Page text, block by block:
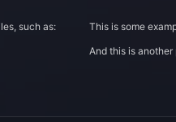
such as:
This is some
And this is another